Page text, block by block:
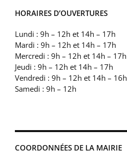
HORAIRES D’OUVERTURES
Lundi : 9h – 12h et 14h – 17h
Mardi : 9h – 12h et 14h – 17h
Mercredi : 9h – 12h et 14h – 17h
Jeudi : 9h – 12h et 14h – 17h
Vendredi : 9h – 12h et 14h – 16h
Samedi : 9h – 12h
COORDONNÉES DE LA MAIRIE